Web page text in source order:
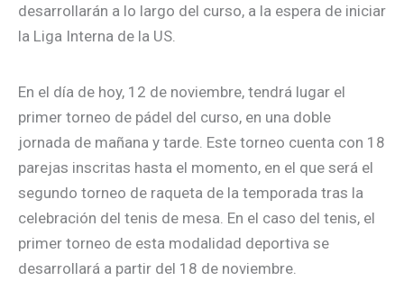
desarrollarán a lo largo del curso, a la espera de iniciar
la Liga Interna de la US.
En el día de hoy, 12 de noviembre, tendrá lugar el
primer torneo de pádel del curso, en una doble
jornada de mañana y tarde. Este torneo cuenta con 18
parejas inscritas hasta el momento, en el que será el
segundo torneo de raqueta de la temporada tras la
celebración del tenis de mesa. En el caso del tenis, el
primer torneo de esta modalidad deportiva se
desarrollará a partir del 18 de noviembre.